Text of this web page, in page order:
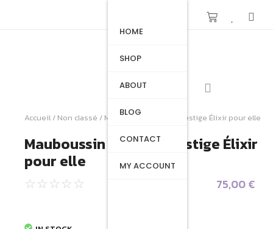
HOME
SHOP
ABOUT
BLOG
CONTACT
MY ACCOUNT
Accueil / Non classé / Mauboussin Coffret Prestige Élixir pour elle
Mauboussin Coffret Prestige Élixir
pour elle
☆ ☆ ☆ ☆ ☆ 75,00€